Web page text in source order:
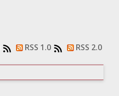
RSS 1.0 RSS 2.0